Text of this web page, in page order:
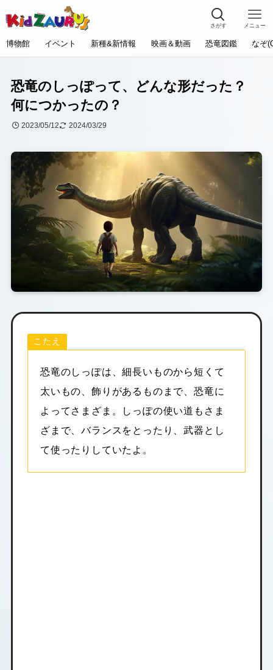
さがす メニュー
博物館 イベント 新種&新情報 映画＆動画 恐竜図鑑 なぞ
恐竜のしっぽって、どんな形だった？
何につかったの？
2023/05/12 2024/03/29
こたえ
恐竜のしっぽは、細長いものから短くて
太いもの、飾りがあるものまで、恐竜に
よってさまざま。しっぽの使い道もさま
ざまで、バランスをとったり、武器とし
て使ったりしていたよ。